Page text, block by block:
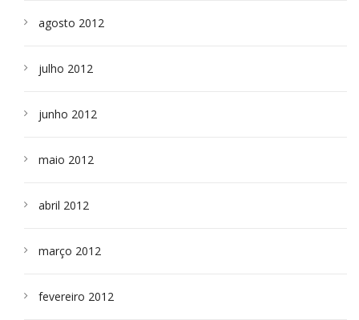
agosto 2012
julho 2012
junho 2012
maio 2012
abril 2012
março 2012
fevereiro 2012